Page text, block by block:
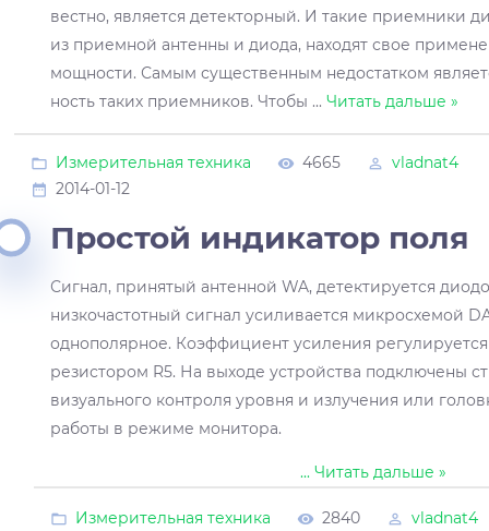
вестно, является детекторный. И такие приемники
из приемной антенны и диода, находят свое
мощности. Самым существенным недостатком
ность таких приемников. Чтобы ...Читать дальше »
Измерительная техника 4665
vladnat4
2014-01-12
Простой индикатор поля
Сигнал, принятый антенной WA, детектируется
низкочастотный сигнал усиливается микросхемой
однополярное. Коэффициент усиления
резистором R5. На выходе устройства подключены
визуального контроля уровня и излучения или
работы в режиме монитора.
...Читать дальше »
Измерительная техника 2840
vladnat4